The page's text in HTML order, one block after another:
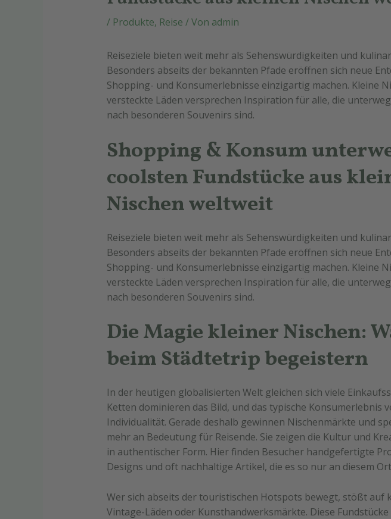
/ Produkte, Reise / Von admin
Reiseziele bieten weit mehr als Sehenswürdigkeiten und
Besonders abseits der bekannten Pfade eröffnen sich neue
Shopping- und Konsumerlebnisse einzigartig machen. Kleine
versteckte Läden versprechen Inspiration für alle, die
nach besonderen Souvenirs sind.
Shopping & Konsum
coolsten Fundstücke aus
Nischen weltweit
Reiseziele bieten weit mehr als Sehenswürdigkeiten und
Besonders abseits der bekannten Pfade eröffnen sich neue
Shopping- und Konsumerlebnisse einzigartig machen. Kleine
versteckte Läden versprechen Inspiration für alle, die
nach besonderen Souvenirs sind.
Die Magie kleiner Nischen:
beim Städtetrip begeistern
In der heutigen globalisierten Welt gleichen sich viele
Ketten dominieren das Bild, und das typische Konsumerlebnis
Individualität. Gerade deshalb gewinnen Nischenmärkte und
mehr an Bedeutung für Reisende. Sie zeigen die Kultur und
in authentischer Form. Hier finden Besucher handgefertigte
Designs und oft nachhaltige Artikel, die es so nur an diesem
Wer sich abseits der touristischen Hotspots bewegt, stößt auf
Vintage-Läden oder Kunsthandwerksmärkte. Diese